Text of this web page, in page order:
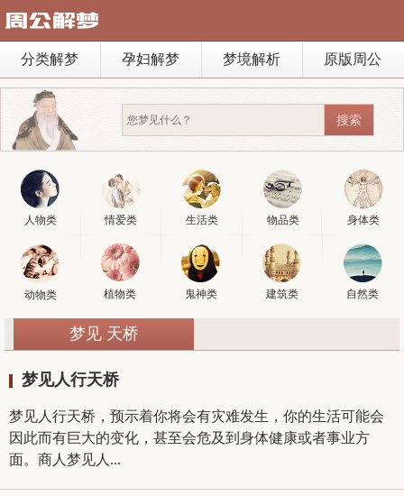
分类解梦 孕妇解梦 梦境解析 原版周公
人物类 情爱类 生活类 物品类 身体类
动物类 植物类 鬼神类 建筑类 自然类
梦见 天桥
梦见人行天桥
梦见人行天桥，预示着你将会有灾难发生，你的生活可能会
因此而有巨大的变化，甚至会危及到身体健康或者事业方
面。商人梦见人...